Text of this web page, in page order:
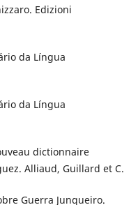
Edizioni
da Língua
da Língua
dictionnaire
Alliaud, Guillard et C.
Guerra Junqueiro.